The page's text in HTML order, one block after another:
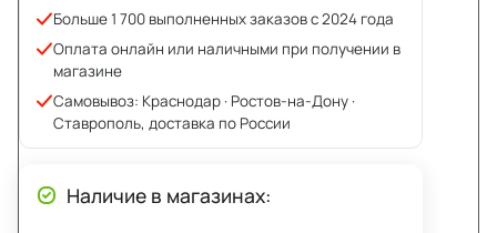
Больше 1 700 выполненных заказов с 2024 года
Оплата онлайн или наличными при получении в
магазине
Самовывоз: Краснодар · Ростов-на-Дону ·
Ставрополь, доставка по России
Наличие в магазинах: